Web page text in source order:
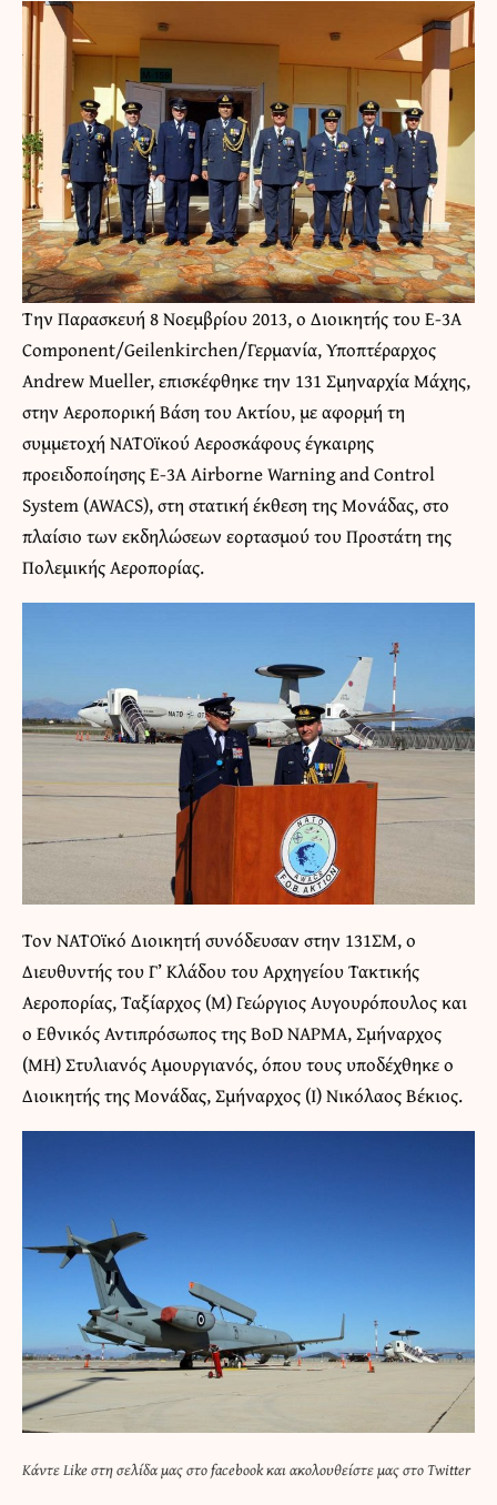
Την Παρασκευή 8 Νοεμβρίου 2013, ο Διοικητής του Ε-3A
Component/Geilenkirchen/Γερμανία, Υποπτέραρχος
Andrew Mueller, επισκέφθηκε την 131 Σμηναρχία Μάχης,
στην Αεροπορική Βάση του Ακτίου, με αφορμή τη
συμμετοχή ΝΑΤΟϊκού Αεροσκάφους έγκαιρης
προειδοποίησης Ε-3A Airborne Warning and Control
System (AWACS), στη στατική έκθεση της Μονάδας, στο
πλαίσιο των εκδηλώσεων εορτασμού του Προστάτη της
Πολεμικής Αεροπορίας.
Τον ΝΑΤΟϊκό Διοικητή συνόδευσαν στην 131ΣΜ, ο
Διευθυντής του Γ’ Κλάδου του Αρχηγείου Τακτικής
Αεροπορίας, Ταξίαρχος (Μ) Γεώργιος Αυγουρόπουλος και
ο Εθνικός Αντιπρόσωπος της BoD NAPMA, Σμήναρχος
(ΜΗ) Στυλιανός Αμουργιανός, όπου τους υποδέχθηκε ο
Διοικητής της Μονάδας, Σμήναρχος (Ι) Νικόλαος Βέκιος.
ΚάντεLike στη σελίδα μας στο facebookκαιακολουθείστε μας στο Twitter